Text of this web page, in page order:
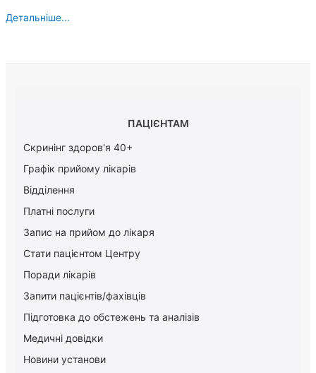
Детальніше...
ПАЦІЄНТАМ
Скринінг здоров'я 40+
Графік прийому лікарів
Відділення
Платні послуги
Запис на прийом до лікаря
Стати пацієнтом Центру
Поради лікарів
Запити пацієнтів/фахівців
Підготовка до обстежень та аналізів
Медичні довідки
Новини установи